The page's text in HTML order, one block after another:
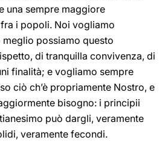
una sempre maggiore
i popoli. Noi vogliamo
possiamo questo
di tranquilla convivenza, di
finalità; e vogliamo sempre
ciò ch’è propriamente Nostro, e
bisogno: i principii
può dargli, veramente
veramente fecondi.